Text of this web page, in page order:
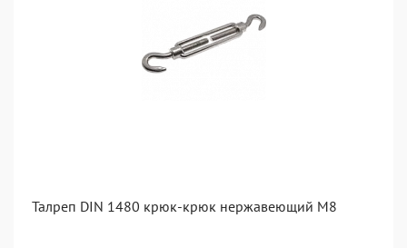
Талреп DIN 1480 крюк-крюк нержавеющий М8